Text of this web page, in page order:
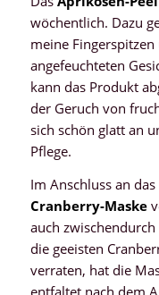
wöchentlich. Dazu
meine
angefeuchteten
kann das Produkt
der Geruch von
sich schön glatt an
Pflege.
Im Anschluss an
Cranberry-Maske
auch
die geeisten
verraten, hat die